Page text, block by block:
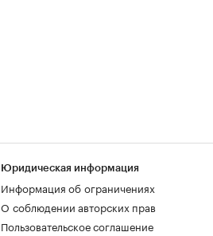
Юридическая информация
Информация об ограничениях
О соблюдении авторских прав
Пользовательское соглашение